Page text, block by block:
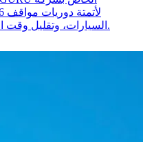
السيارات، وتقليل وقت الدورية بنسبة 30%، وتحسين السلامة.